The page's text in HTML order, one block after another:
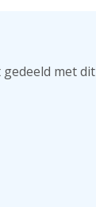
met dit